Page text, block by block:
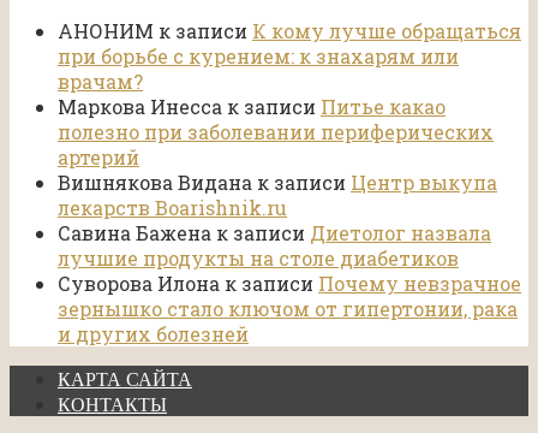
АНОНИМ к записи К кому лучше обращаться
при борьбе с курением: к знахарям или
врачам?
Маркова Инесса к записи Питье какао
полезно при заболевании периферических
артерий
Вишнякова Видана к записи Центр выкупа
лекарств Boarishnik.ru
Савина Бажена к записи Диетолог назвала
лучшие продукты на столе диабетиков
Суворова Илона к записи Почему невзрачное
зернышко стало ключом от гипертонии, рака
и других болезней
КАРТА САЙТА
КОНТАКТЫ